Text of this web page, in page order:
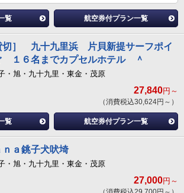
覧 航空券付プラン一覧
切］ 九十九里浜 片貝新提サーフポイ
１６名までカプセルホテル ＾
・旭・九十九里・東金・茂原
27,840円～
（消費税込30,624円～）
覧 航空券付プラン一覧
ｎａ銚子犬吠埼
・旭・九十九里・東金・茂原
27,000円～